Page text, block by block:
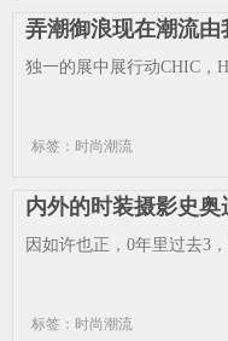
弄潮御浪现在潮流
独一的展中展行动CHIC，
标签：时尚潮流
内外的时装摄影史
因如许也正，0年里过去3
标签：时尚潮流